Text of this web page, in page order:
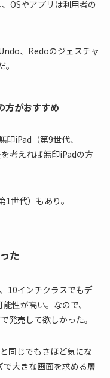
OSやアプリは利用者の
、Redoのジェスチャ
方がおすすめ
iPad（第9世代、
考えれば無印iPadの方
世代）もあり。
た
10インチクラスでもデ
能性が高い。なので、
発売して欲しかった。
同じでもさほど気にな
大きな画面を求める層